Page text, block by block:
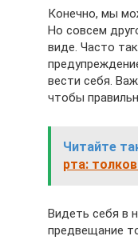
Конечно, мы
Но совсем
виде. Часто
вести себя.
чтобы
Читайте
рта:
Видеть себя в
предвещание